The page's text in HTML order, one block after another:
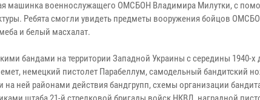
машинка военнослужащего ОМСБОН Владимира Милутки, с
Ребята смогли увидеть предметы вооружения бойцов
и белый масхалат.
бандами на территории Западной Украины с середины 1940-х
немецкий пистолет Парабеллум, самодельный бандитский
ней районами действия бандгрупп, схемы организации